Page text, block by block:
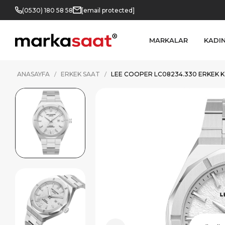
(0530) 180 58 58 [email protected]
MARKALAR
ANASAYFA ERKEK SAAT LEE COOPER LC08234.330 ERKEK